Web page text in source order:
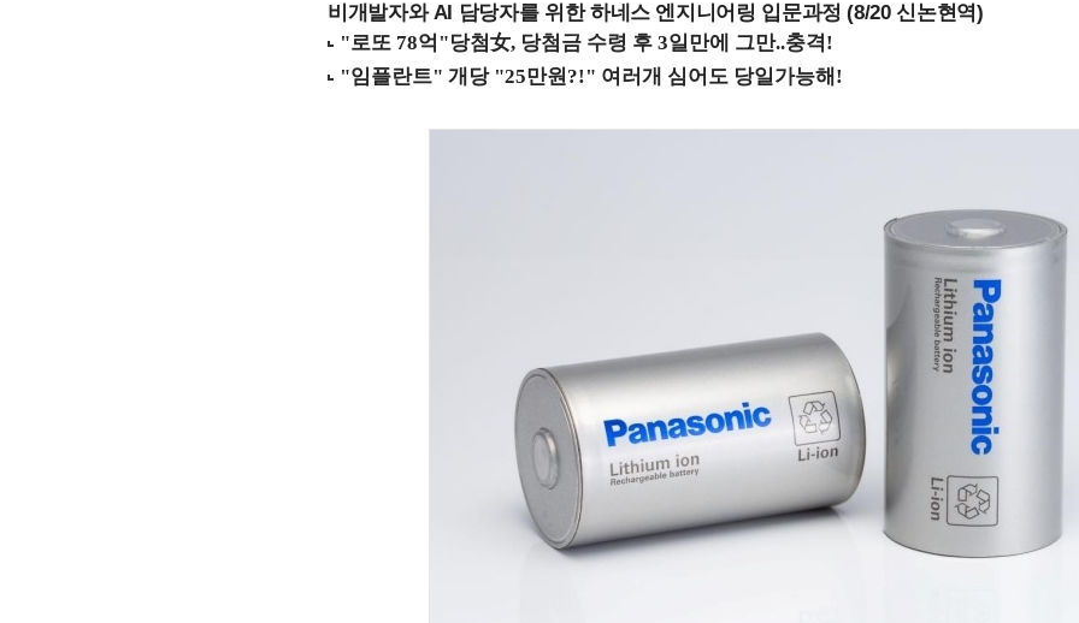
비개발자와 AI 담당자를 위한 하네스 엔지니어링 입문과정 (8/20 신논현역)